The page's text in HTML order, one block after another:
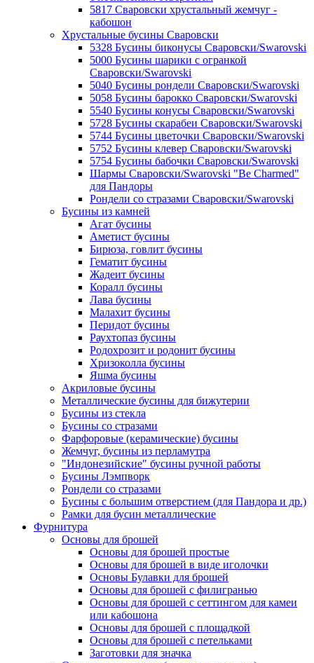
5817 Сваровски хрустальный жемчуг -
кабошон
Хрустальные бусины Сваровски
5328 Бусины биконусы Сваровски/Swarovski
5000 Бусины шарики с огранкой
Сваровски/Swarovski
5040 Бусины рондели Сваровски/Swarovski
5058 Бусины барокко Сваровски/Swarovski
5540 Бусины конусы Сваровски/Swarovski
5728 Бусины скарабеи Сваровски/Swarovski
5744 Бусины цветочки Сваровски/Swarovski
5752 Бусины клевер Сваровски/Swarovski
5754 Бусины бабочки Сваровски/Swarovski
Шармы Сваровски/Swarovski "Be Charmed"
для Пандоры
Рондели со стразами Сваровски/Swarovski
Бусины из камней
Агат бусины
Аметист бусины
Бирюза, говлит бусины
Гематит бусины
Жадеит бусины
Коралл бусины
Лава бусины
Малахит бусины
Перидот бусины
Раухтопаз бусины
Родохрозит и родонит бусины
Хризоколла бусины
Яшма бусины
Акриловые бусины
Металлические бусины для бижутерии
Бусины из стекла
Бусины со стразами
Фарфоровые (керамические) бусины
Жемчуг, бусины из перламутра
"Индонезийские" бусины ручной работы
Бусины Лэмпворк
Рондели со стразами
Бусины с большим отверстием (для Пандора и др.)
Рамки для бусин металлические
Фурнитура
Основы для брошей
Основы для брошей простые
Основы для брошей в виде иголочки
Основы Булавки для брошей
Основы для брошей с филигранью
Основы для брошей с сеттингом для камеи
или кабошона
Основы для брошей с площадкой
Основы для брошей с петельками
Заготовки для значка